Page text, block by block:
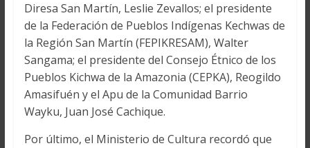
Diresa San Martín, Leslie Zevallos; el presidente
de la Federación de Pueblos Indígenas Kechwas de
la Región San Martín (FEPIKRESAM), Walter
Sangama; el presidente del Consejo Étnico de los
Pueblos Kichwa de la Amazonia (CEPKA), Reogildo
Amasifuén y el Apu de la Comunidad Barrio
Wayku, Juan José Cachique.
Por último, el Ministerio de Cultura recordó que